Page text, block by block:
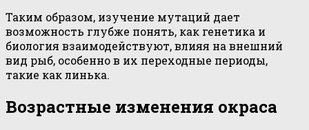
Таким образом, изучение мутаций дает
возможность глубже понять, как генетика и
биология взаимодействуют, влияя на внешний
вид рыб, особенно в их переходные периоды,
такие как линька.
Возрастные изменения окраса